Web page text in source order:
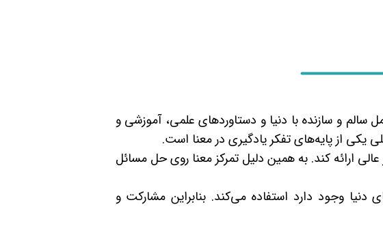
سالم و سازنده با دنیا و دستاوردهای علمی، آموزشی و
از پایه‌های تفکر یادگیری در معنا است.
ارائه کند. به همین دلیل تمرکز معنا روی حل مسائل
وجود دارد استفاده می‌کند. بنابراین مشارکت و